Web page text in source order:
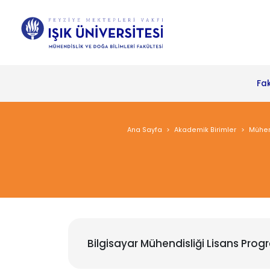
Ana Sayfa Akademik Birimler
Bilgisayar Mühendisliği Lisans